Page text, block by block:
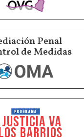
Penal
de Medidas